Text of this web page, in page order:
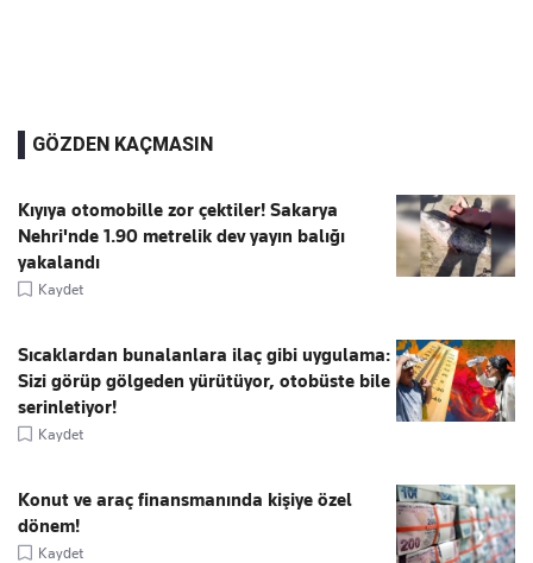
GÖZDEN KAÇMASIN
Kıyıya otomobille zor çektiler! Sakarya
Nehri'nde 1.90 metrelik dev yayın balığı
yakalandı
Kaydet
Sıcaklardan bunalanlara ilaç gibi uygulama:
Sizi görüp gölgeden yürütüyor, otobüste bile
serinletiyor!
Kaydet
Konut ve araç finansmanında kişiye özel
dönem!
Kaydet